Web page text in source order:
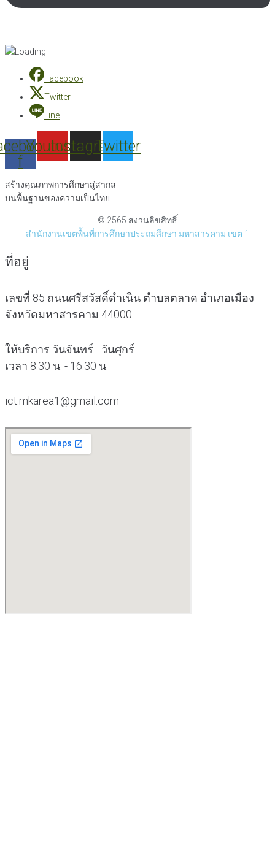
Facebook
Twitter
Line
f
Youtube
Instagram
Twitter
สร้างคุณภาพการศึกษาสู่สากล
บนพื้นฐานของความเป็นไทย
© 2565 สงวนลิขสิทธิ์
สำนักงานเขตพื้นที่การศึกษาประถมศึกษา มหาสารคาม เขต 1
ที่อยู่
เลขที่ 85 ถนนศรีสวัสดิ์ดำเนิน ตำบลตลาด อำเภอเมือง
จังหวัดมหาสารคาม 44000
ให้บริการ วันจันทร์ - วันศุกร์
เวลา 8.30 น. - 16.30 น.
ict.mkarea1@gmail.com